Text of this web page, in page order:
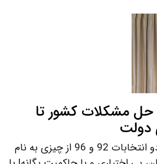
حل مشکلات کشور تا
دولت
آقای روحانی چرا در ایام دو انتخابات 92 و 96 از چیزی به نام